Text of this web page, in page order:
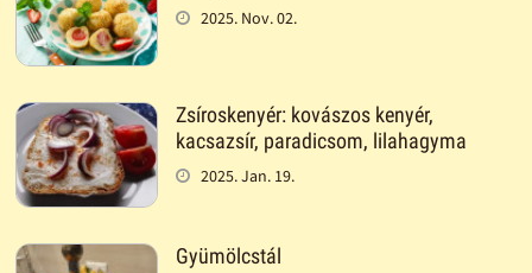
2025. Nov. 02.
Zsíroskenyér: kovászos kenyér,
kacsazsír, paradicsom, lilahagyma
2025. Jan. 19.
Gyümölcstál